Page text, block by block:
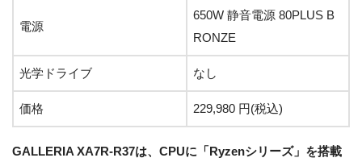
電源
650W 静音電源 80PLUS B
RONZE
光学ドライブ なし
価格 229,980 円(税込)
GALLERIA XA7R-R37は、CPUに「Ryzenシリーズ」を搭載